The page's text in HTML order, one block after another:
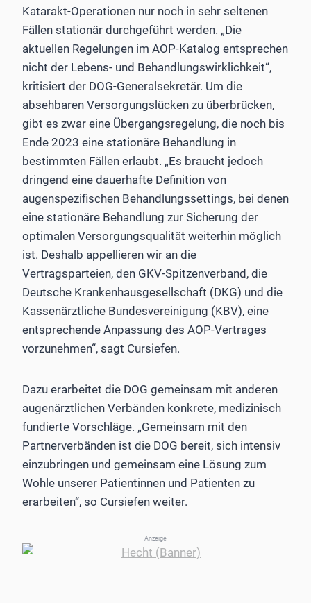
Katarakt-Operationen nur noch in sehr seltenen
Fällen stationär durchgeführt werden. „Die
aktuellen Regelungen im AOP-Katalog entsprechen
nicht der Lebens- und Behandlungswirklichkeit“,
kritisiert der DOG-Generalsekretär. Um die
absehbaren Versorgungslücken zu überbrücken,
gibt es zwar eine Übergangsregelung, die noch bis
Ende 2023 eine stationäre Behandlung in
bestimmten Fällen erlaubt. „Es braucht jedoch
dringend eine dauerhafte Definition von
augenspezifischen Behandlungssettings, bei denen
eine stationäre Behandlung zur Sicherung der
optimalen Versorgungsqualität weiterhin möglich
ist. Deshalb appellieren wir an die
Vertragsparteien, den GKV-Spitzenverband, die
Deutsche Krankenhausgesellschaft (DKG) und die
Kassenärztliche Bundesvereinigung (KBV), eine
entsprechende Anpassung des AOP-Vertrages
vorzunehmen“, sagt Cursiefen.
Dazu erarbeitet die DOG gemeinsam mit anderen
augenärztlichen Verbänden konkrete, medizinisch
fundierte Vorschläge. „Gemeinsam mit den
Partnerverbänden ist die DOG bereit, sich intensiv
einzubringen und gemeinsam eine Lösung zum
Wohle unserer Patientinnen und Patienten zu
erarbeiten“, so Cursiefen weiter.
Anzeige